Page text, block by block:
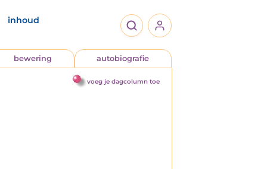
inhoud
bewering autobiografie
voeg je dagcolumn toe